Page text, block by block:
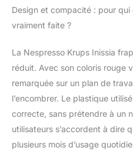
Design et compacité : pour
vraiment faite ?
La Nespresso Krups Inissia
réduit. Avec son coloris rouge
remarquée sur un plan de
l’encombrer. Le plastique
correcte, sans prétendre à un
utilisateurs s’accordent à dire
plusieurs mois d’usage